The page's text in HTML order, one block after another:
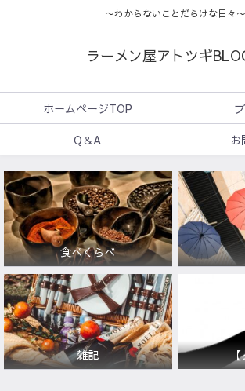
〜わからないことだらけな日々〜
ラーメン屋アトツギ
ホームページTOP
Q＆A
お
食べくらべ
雑記 【